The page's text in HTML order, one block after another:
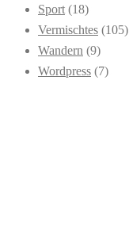
Sport (18)
Vermischtes (105)
Wandern (9)
Wordpress (7)